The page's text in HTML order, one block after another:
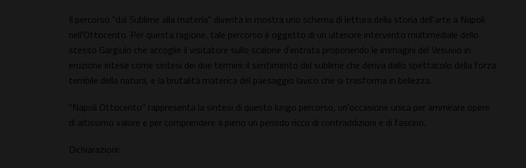
Il percorso "dal Sublime alla materia" diventa in mostra uno schema di lettura della storia dell'arte a Napoli
nell'Ottocento. Per questa ragione, tale percorso è oggetto di un ulteriore intervento multimediale dello
stesso Gargiulo che accoglie il visitatore sullo scalone d'entrata proponendo le immagini del Vesuvio in
eruzione intese come sintesi dei due termini: il sentimento del sublime che deriva dallo spettacolo della forza
terribile della natura, e la brutalità materica del paesaggio lavico che si trasforma in bellezza.
"Napoli Ottocento" rappresenta la sintesi di questo lungo percorso, un'occasione unica per ammirare opere
di altissimo valore e per comprendere a pieno un periodo ricco di contraddizioni e di fascino.
Dichiarazioni: